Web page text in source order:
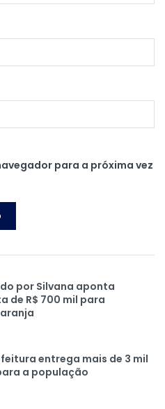
para a próxima vez
por Silvana aponta
de R$ 700 mil para
entrega mais de 3 mil
a população